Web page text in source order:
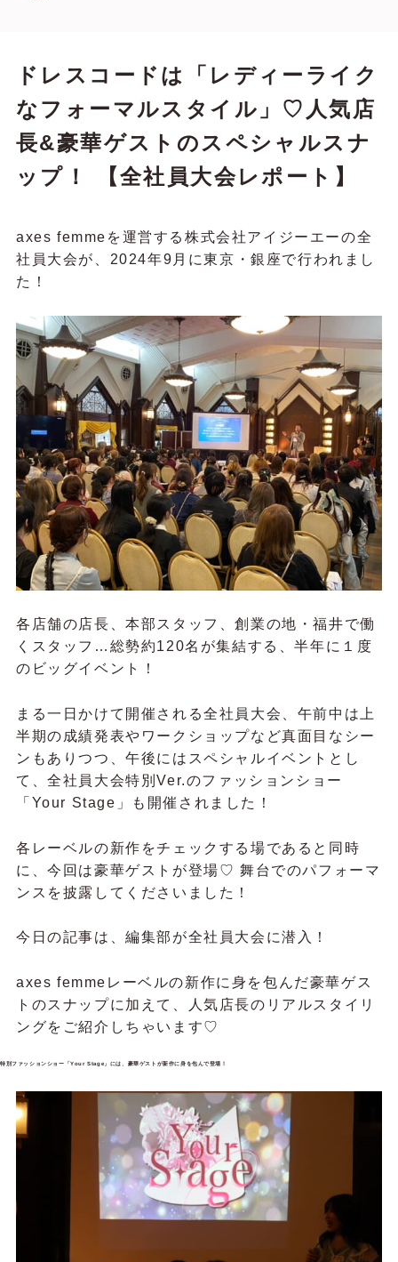
ドレスコードは「レディーライク
なフォーマルスタイル」♡人気店
長&豪華ゲストのスペシャルスナ
ップ！ 【全社員大会レポート】
axes femmeを運営する株式会社アイジーエーの全
社員大会が、2024年9月に東京・銀座で行われまし
た！
各店舗の店長、本部スタッフ、創業の地・福井で働
くスタッフ…総勢約120名が集結する、半年に１度
のビッグイベント！
まる一日かけて開催される全社員大会、午前中は上
半期の成績発表やワークショップなど真面目なシー
ンもありつつ、午後にはスペシャルイベントとし
て、全社員大会特別Ver.のファッションショー
「Your Stage」も開催されました！
各レーベルの新作をチェックする場であると同時
に、今回は豪華ゲストが登場♡ 舞台でのパフォーマ
ンスを披露してくださいました！
今日の記事は、編集部が全社員大会に潜入！
axes femmeレーベルの新作に身を包んだ豪華ゲス
トのスナップに加えて、人気店長のリアルスタイリ
ングをご紹介しちゃいます♡
特別ファッションショー「Your Stage」には、豪華ゲストが新作に身を包んで登場！